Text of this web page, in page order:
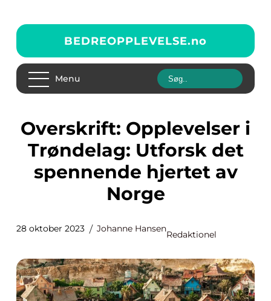
BEDREOPPLEVELSE.no
Menu
Overskrift: Opplevelser i
Trøndelag: Utforsk det
spennende hjertet av
Norge
28 oktober 2023 Johanne Hansen
Redaktionel